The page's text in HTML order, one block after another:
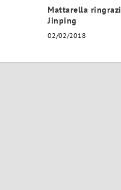
Mattarella
Jinping
02/02/2018